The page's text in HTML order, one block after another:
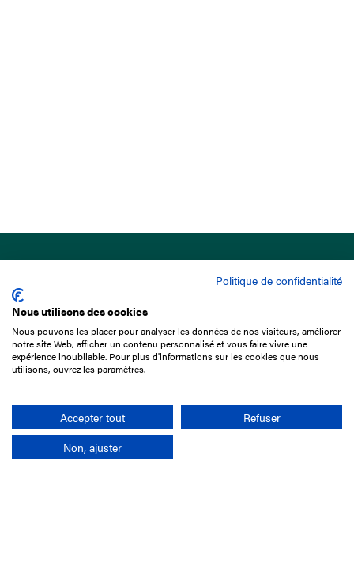
15 Boulevard de Douaumont
75017 Paris
01 49 10 20 29
Rechercher
Politique de confidentialité
Nous utilisons des cookies
Nous pouvons les placer pour analyser les données de nos visiteurs, améliorer
notre site Web, afficher un contenu personnalisé et vous faire vivre une
expérience inoubliable. Pour plus d'informations sur les cookies que nous
utilisons, ouvrez les paramètres.
Accepter tout
Refuser
Non, ajuster